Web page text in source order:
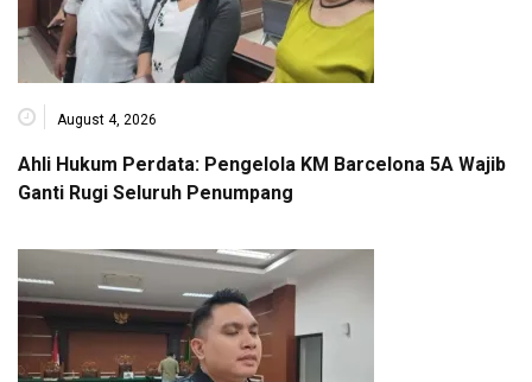
August 4, 2026
Ahli Hukum Perdata: Pengelola KM Barcelona 5A Wajib
Ganti Rugi Seluruh Penumpang